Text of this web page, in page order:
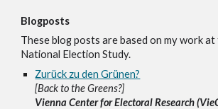
Blogposts
These blog posts are based on my work
National Election Study.
Zurück zu den Grünen?
[Back to the Greens?]
Vienna Center for Electoral Research